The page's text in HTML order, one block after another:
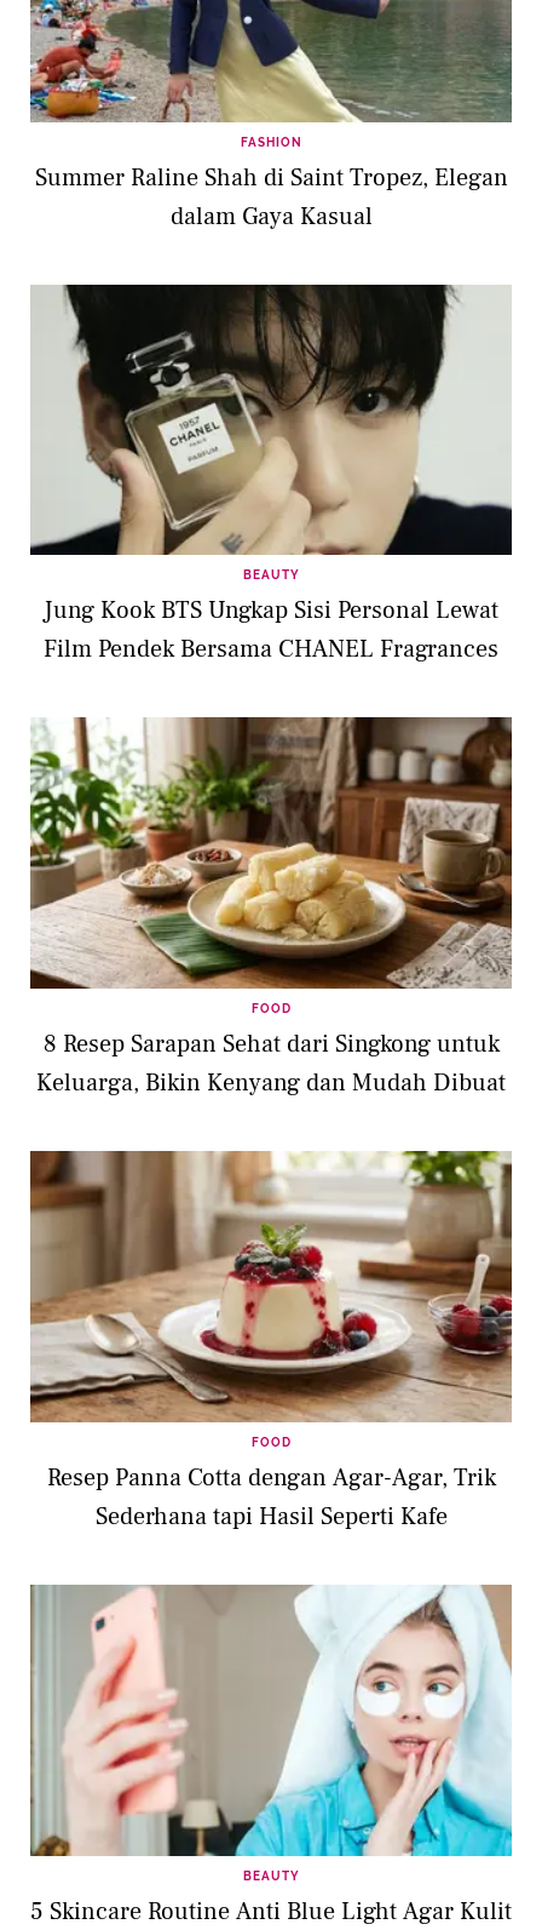
FASHION
Summer Raline Shah di Saint Tropez, Elegan
dalam Gaya Kasual
BEAUTY
Jung Kook BTS Ungkap Sisi Personal Lewat
Film Pendek Bersama CHANEL Fragrances
FOOD
8 Resep Sarapan Sehat dari Singkong untuk
Keluarga, Bikin Kenyang dan Mudah Dibuat
FOOD
Resep Panna Cotta dengan Agar-Agar, Trik
Sederhana tapi Hasil Seperti Kafe
BEAUTY
5 Skincare Routine Anti Blue Light Agar Kulit